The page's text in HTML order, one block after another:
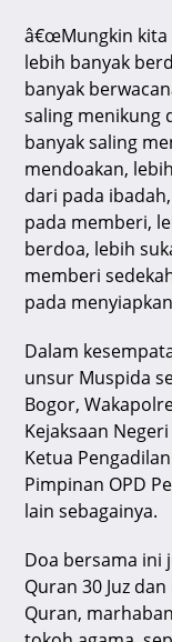
â€œMungkin kita
lebih banyak
banyak
saling menikung
banyak saling
mendoakan,
dari pada
pada memberi,
berdoa, lebih
memberi
pada
Dalam
unsur Muspida
Bogor,
Kejaksaan
Ketua
Pimpinan OPD
lain sebagainya.
Doa bersama ini
Quran 30 Juz
Quran,